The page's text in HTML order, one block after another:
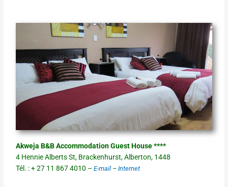
Akweja B&B Accommodation Guest House ****
4 Hennie Alberts St, Brackenhurst, Alberton, 1448
Tél. : + 27 11 867 4010 – E-mail –Internet